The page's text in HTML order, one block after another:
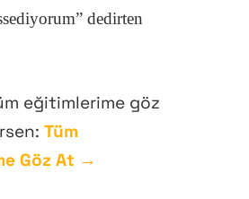
dedirten
eğitimlerime göz
Tüm
Göz At →